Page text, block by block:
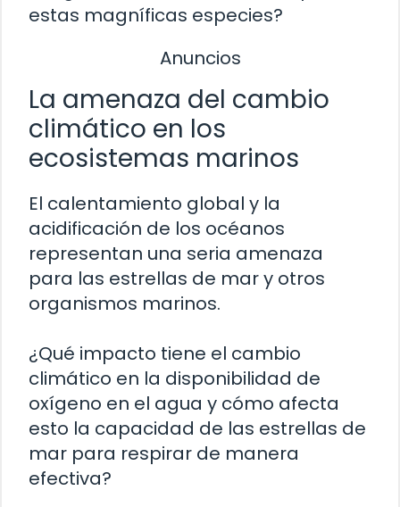
estas magníficas especies?
Anuncios
La amenaza del cambio
climático en los
ecosistemas marinos
El calentamiento global y la
acidificación de los océanos
representan una seria amenaza
para las estrellas de mar y otros
organismos marinos.
¿Qué impacto tiene el cambio
climático en la disponibilidad de
oxígeno en el agua y cómo afecta
esto la capacidad de las estrellas de
mar para respirar de manera
efectiva?